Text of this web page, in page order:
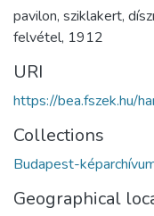
pavilon, sziklakert,
felvétel, 1912
URI
https://bea.fszek.hu/
Collections
Budapest-
Geographical